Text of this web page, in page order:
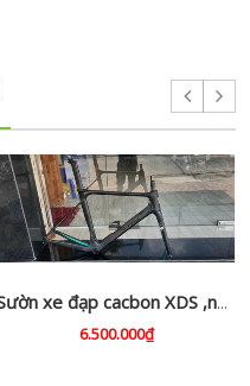
Sườn xe đạp cacbon XDS ,nhập khẩu
6.500.000₫